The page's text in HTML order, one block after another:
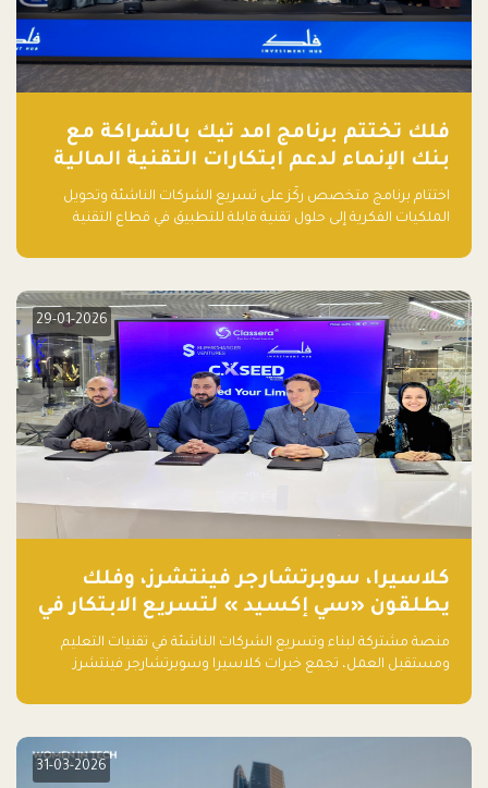
فلك تختتم برنامج امد تيك بالشراكة مع
بنك الإنماء لدعم ابتكارات التقنية المالية
اختتام برنامج متخصص ركّز على تسريع الشركات الناشئة وتحويل
الملكيات الفكرية إلى حلول تقنية قابلة للتطبيق في قطاع التقنية
29-01-2026
كلاسيرا، سوبرتشارجر فينتشرز، وفلك
يطلقون «سي إكسيد » لتسريع الابتكار في
تقنيات التعليم ومستقبل العمل
منصة مشتركة لبناء وتسريع الشركات الناشئة في تقنيات التعليم
ومستقبل العمل، تجمع خبرات كلاسيرا وسوبرتشارجر فينتشرز
العالمية.
31-03-2026